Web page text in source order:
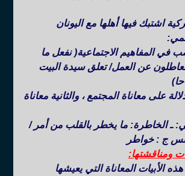
اشتبك فيها أهلها مع اليونان
في المفاهيم الاجتماعية( نفعل ما
عن العمل/ تعلق سيدة البيت
على معاناة المجتمع ، والثانية معاناة
ـ الخاطرة: ما يخطر بالقلب من أمر /
ج : خواطر
ومناقشتها:
الأبيات المعاناة التي يعيشها